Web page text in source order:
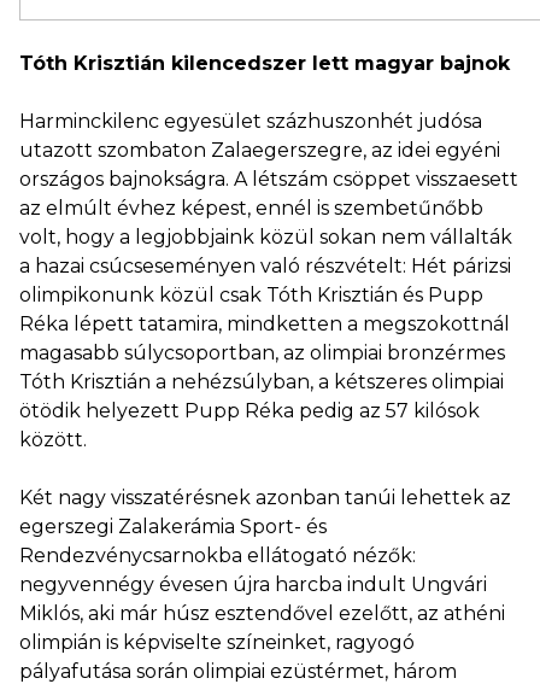
Tóth Krisztián kilencedszer lett magyar bajnok
Harminckilenc egyesület százhuszonhét judósa
utazott szombaton Zalaegerszegre, az idei egyéni
országos bajnokságra. A létszám csöppet visszaesett
az elmúlt évhez képest, ennél is szembetűnőbb
volt, hogy a legjobbjaink közül sokan nem vállalták
a hazai csúcseseményen való részvételt: Hét párizsi
olimpikonunk közül csak Tóth Krisztián és Pupp
Réka lépett tatamira, mindketten a megszokottnál
magasabb súlycsoportban, az olimpiai bronzérmes
Tóth Krisztián a nehézsúlyban, a kétszeres olimpiai
ötödik helyezett Pupp Réka pedig az 57 kilósok
között.
Két nagy visszatérésnek azonban tanúi lehettek az
egerszegi Zalakerámia Sport- és
Rendezvénycsarnokba ellátogató nézők:
negyvennégy évesen újra harcba indult Ungvári
Miklós, aki már húsz esztendővel ezelőtt, az athéni
olimpián is képviselte színeinket, ragyogó
pályafutása során olimpiai ezüstérmet, három